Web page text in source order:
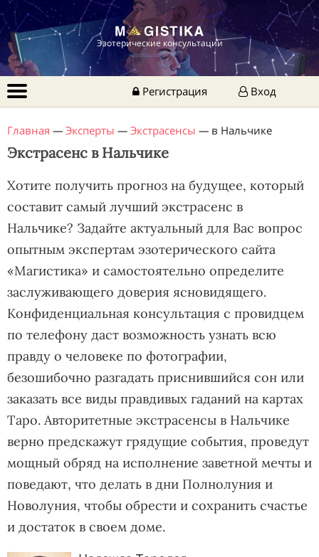
Эзотерические консультации
Регистрация Вход
Главная — Эксперты — Экстрасенсы — в Нальчике
Экстрасенс в Нальчике
Хотите получить прогноз на будущее, который
составит самый лучший экстрасенс в
Нальчике? Задайте актуальный для Вас вопрос
опытным экспертам эзотерического сайта
«Магистика» и самостоятельно определите
заслуживающего доверия ясновидящего.
Конфиденциальная консультация с провидцем
по телефону даст возможность узнать всю
правду о человеке по фотографии,
безошибочно разгадать приснившийся сон или
заказать все виды правдивых гаданий на картах
Таро. Авторитетные экстрасенсы в Нальчике
верно предскажут грядущие события, проведут
мощный обряд на исполнение заветной мечты и
поведают, что делать в дни Полнолуния и
Новолуния, чтобы обрести и сохранить счастье
и достаток в своем доме.